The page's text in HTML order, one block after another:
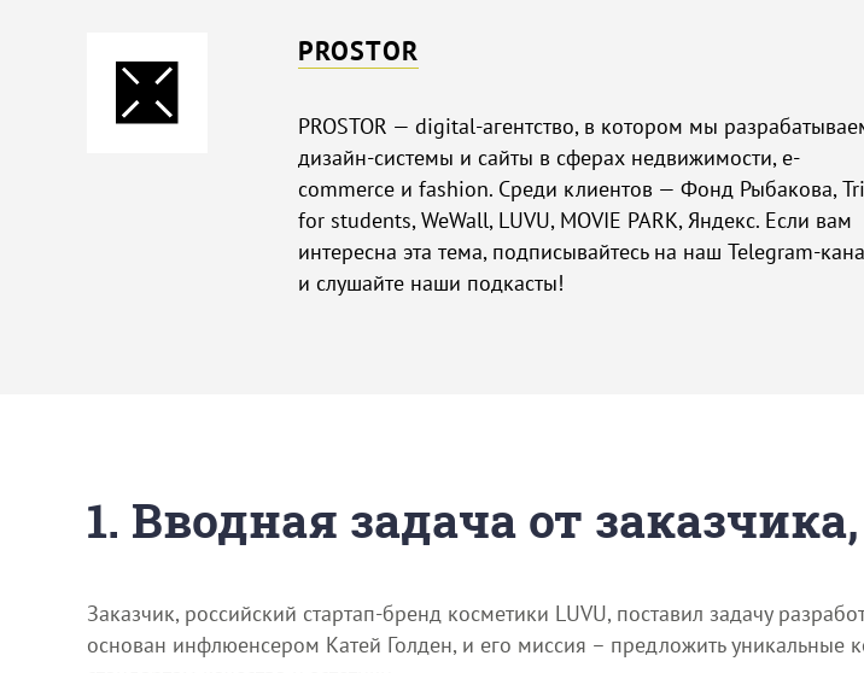
PROSTOR
PROSTOR — digital-агентство, в котором мы
дизайн-системы и сайты в сферах недвижимости, e-
commerce и fashion. Среди клиентов — Фонд Рыбакова,
for students, WeWall, LUVU, MOVIE PARK, Яндекс. Если вам
интересна эта тема, подписывайтесь на наш Telegram-
и слушайте наши подкасты!
1. Вводная задача от
Заказчик, российский стартап-бренд косметики LUVU, поставил задачу
основан инфлюенсером Катей Голден, и его миссия – предложить уникальные